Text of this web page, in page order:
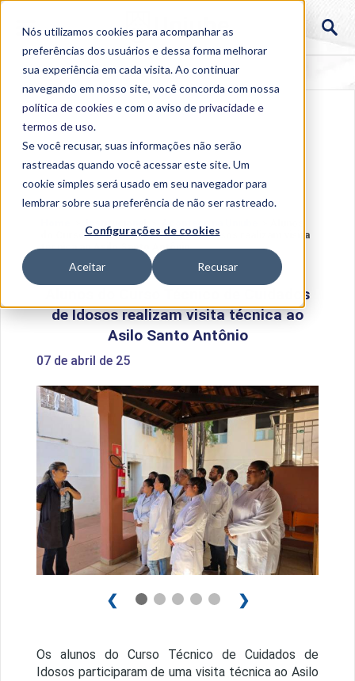
Nós utilizamos cookies para acompanhar as
preferências dos usuários e dessa forma melhorar
sua experiência em cada visita. Ao continuar
navegando em nosso site, você concorda com nossa
política de cookies e com o aviso deprivacidade e
termos de uso.
Se você recusar, suas informações não serão
rastreadas quando você acessar este site. Um
cookie simples será usado em seu navegador para
lembrar sobre sua preferência de não ser rastreado.
Configurações de cookies
Aceitar Recusar
do Curso Técnico de Cuidados de Idosos realizam visita
técnica ao Asilo Santo Antônio
Alunos do Curso Técnico de Cuidados
de Idosos realizam visita técnica ao
Asilo Santo Antônio
07 de abril de 25
1 / 5
❮ ❯
Os alunos do Curso Técnico de Cuidados de
Idosos participaram de uma visita técnica ao Asilo